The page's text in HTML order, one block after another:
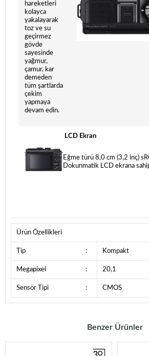
hareketleri
kolayca
yakalayarak
toz ve su
geçirmez
gövde
sayesinde
yağmur,
çamur, kar
demeden
tüm şartlarda
çekim
yapmaya
devam edin.
LCD Ekran
Eğme türü 8,0 cm (3,2 inç)
Dokunmatik LCD ekrana
Ürün Özellikleri
Tip : Kompakt
Megapixel : 20,1
Sensör Tipi : CMOS
Benzer Ürünler